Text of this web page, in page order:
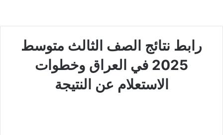
رابط نتائج الصف الثالث متوسط
2025 في العراق وخطوات
الاستعلام عن النتيجة